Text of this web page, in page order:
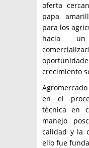
oferta
papa
para los
hacia
crecimiento
en el
técnica en
manejo
calidad y la
ello fue